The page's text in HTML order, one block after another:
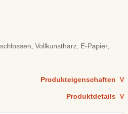
Vollkunstharz, E-Papier,
Produkteigenschaften V
Produktdetails V